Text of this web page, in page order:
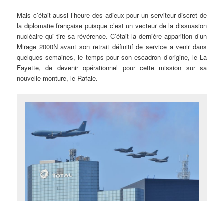
Mais c’était aussi l’heure des adieux pour un serviteur discret de
la diplomatie française puisque c’est un vecteur de la dissuasion
nucléaire qui tire sa révérence. C’était la dernière apparition d’un
Mirage 2000N avant son retrait définitif de service a venir dans
quelques semaines, le temps pour son escadron d’origine, le La
Fayette, de devenir opérationnel pour cette mission sur sa
nouvelle monture, le Rafale.